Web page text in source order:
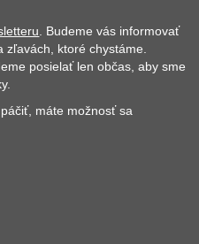
. Budeme vás informovať
ktoré chystáme.
posielať len občas, aby sme
máte možnosť sa